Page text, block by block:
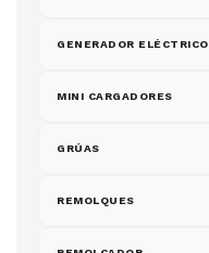
GENERADOR ELÉCTRICO
MINI CARGADORES
GRÚAS
REMOLQUES